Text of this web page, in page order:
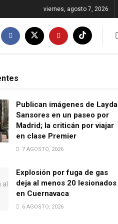
viernes, agosto 7, 2026
Publican imágenes de Layda
Sansores en un paseo por
Madrid; la criticán por viajar
en clase Premier
7 AGOSTO, 2026
Explosión por fuga de gas
deja al menos 20 lesionados
en Cuernavaca
6 AGOSTO, 2026